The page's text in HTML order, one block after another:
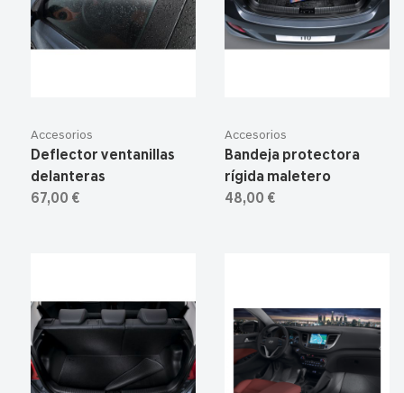
Accesorios
Deflector ventanillas
delanteras
67,00 €
Accesorios
Bandeja protectora
rígida maletero
48,00 €